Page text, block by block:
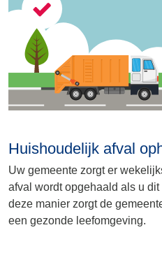
Huishoudelijk afval
Uw gemeente zorgt er
afval wordt opgehaald als u
deze manier zorgt de
een gezonde leefomgeving.